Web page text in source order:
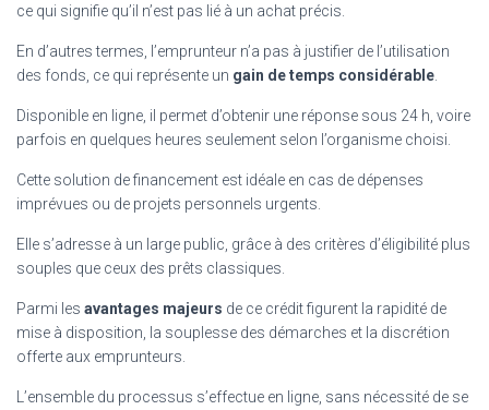
ce qui signifie qu’il n’est pas lié à un achat précis.
En d’autres termes, l’emprunteur n’a pas à justifier de l’utilisation
des fonds, ce qui représente un gain de temps considérable
Disponible en ligne, il permet d’obtenir une réponse sous 24 h, voire
parfois en quelques heures seulement selon l’organisme choisi.
Cette solution de financement est idéale en cas de dépenses
imprévues ou de projets personnels urgents.
Elle s’adresse à un large public, grâce à des critères d’éligibilité plus
souples que ceux des prêts classiques.
Parmi les avantages majeurs de ce crédit figurent la rapidité de
mise à disposition, la souplesse des démarches et la discrétion
offerte aux emprunteurs.
L’ensemble du processus s’effectue en ligne, sans nécessité de se